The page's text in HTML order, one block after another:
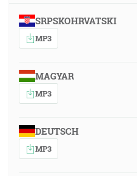
SRPSKOHRVATSKI
MP3
MAGYAR
MP3
DEUTSCH
MP3